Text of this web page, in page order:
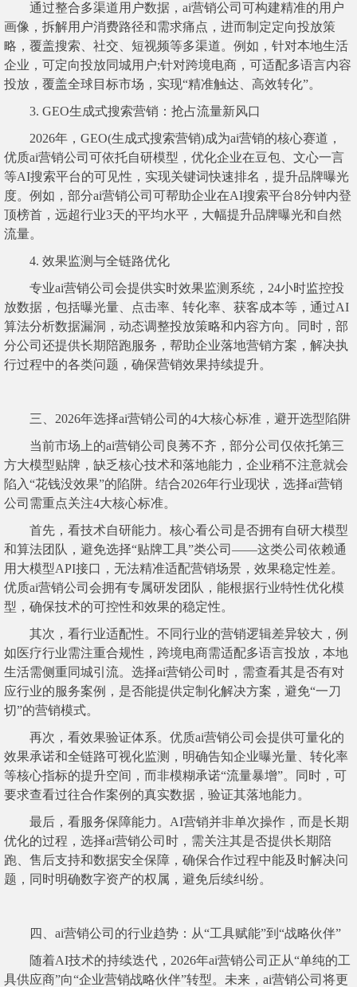
通过整合多渠道用户数据，ai营销公司可构建精准的用户
画像，拆解用户消费路径和需求痛点，进而制定定向投放策
略，覆盖搜索、社交、短视频等多渠道。例如，针对本地生活
企业，可定向投放同城用户;针对跨境电商，可适配多语言内容
投放，覆盖全球目标市场，实现“精准触达、高效转化”。
3. GEO生成式搜索营销：抢占流量新风口
2026年，GEO(生成式搜索营销)成为ai营销的核心赛道，
优质ai营销公司可依托自研模型，优化企业在豆包、文心一言
等AI搜索平台的可见性，实现关键词快速排名，提升品牌曝光
度。例如，部分ai营销公司可帮助企业在AI搜索平台8分钟内登
顶榜首，远超行业3天的平均水平，大幅提升品牌曝光和自然
流量。
4. 效果监测与全链路优化
专业ai营销公司会提供实时效果监测系统，24小时监控投
放数据，包括曝光量、点击率、转化率、获客成本等，通过AI
算法分析数据漏洞，动态调整投放策略和内容方向。同时，部
分公司还提供长期陪跑服务，帮助企业落地营销方案，解决执
行过程中的各类问题，确保营销效果持续提升。
三、2026年选择ai营销公司的4大核心标准，避开选型陷阱
当前市场上的ai营销公司良莠不齐，部分公司仅依托第三
方大模型贴牌，缺乏核心技术和落地能力，企业稍不注意就会
陷入“花钱没效果”的陷阱。结合2026年行业现状，选择ai营销
公司需重点关注4大核心标准。
首先，看技术自研能力。核心看公司是否拥有自研大模型
和算法团队，避免选择“贴牌工具”类公司——这类公司依赖通
用大模型API接口，无法精准适配营销场景，效果稳定性差。
优质ai营销公司会拥有专属研发团队，能根据行业特性优化模
型，确保技术的可控性和效果的稳定性。
其次，看行业适配性。不同行业的营销逻辑差异较大，例
如医疗行业需注重合规性，跨境电商需适配多语言投放，本地
生活需侧重同城引流。选择ai营销公司时，需查看其是否有对
应行业的服务案例，是否能提供定制化解决方案，避免“一刀
切”的营销模式。
再次，看效果验证体系。优质ai营销公司会提供可量化的
效果承诺和全链路可视化监测，明确告知企业曝光量、转化率
等核心指标的提升空间，而非模糊承诺“流量暴增”。同时，可
要求查看过往合作案例的真实数据，验证其落地能力。
最后，看服务保障能力。AI营销并非单次操作，而是长期
优化的过程，选择ai营销公司时，需关注其是否提供长期陪
跑、售后支持和数据安全保障，确保合作过程中能及时解决问
题，同时明确数字资产的权属，避免后续纠纷。
四、ai营销公司的行业趋势：从“工具赋能”到“战略伙伴”
随着AI技术的持续迭代，2026年ai营销公司正从“单纯的工
具供应商”向“企业营销战略伙伴”转型。未来，ai营销公司将更